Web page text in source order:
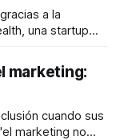
a la
una startup
y monitoreo
a tomar mejores
propuesta busca
marketing:
cuando sus
marketing no